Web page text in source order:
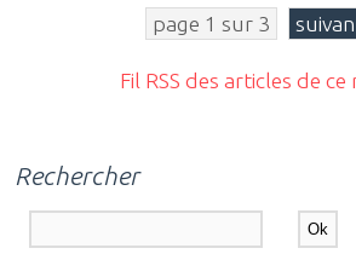
page 1 sur 3
Fil RSS des articles de
Rechercher